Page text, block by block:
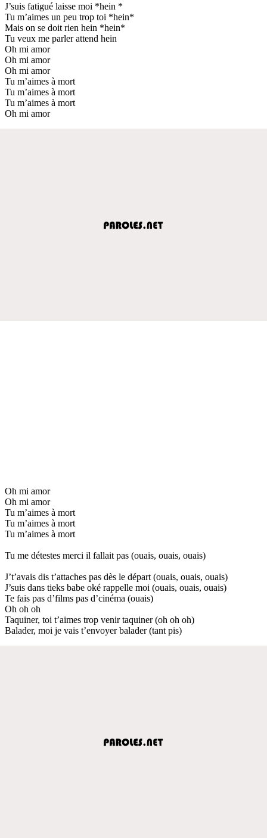
J’suis fatigué laisse moi *hein *
Tu m’aimes un peu trop toi *hein*
Mais on se doit rien hein *hein*
Tu veux me parler attend hein
Oh mi amor
Oh mi amor
Oh mi amor
Tu m’aimes à mort
Tu m’aimes à mort
Tu m’aimes à mort
Oh mi amor
Oh mi amor
Oh mi amor
Tu m’aimes à mort
Tu m’aimes à mort
Tu m’aimes à mort
Tu me détestes merci il fallait pas (ouais, ouais, ouais)
J’t’avais dis t’attaches pas dès le départ (ouais, ouais, ouais)
J’suis dans tieks babe oké rappelle moi (ouais, ouais, ouais)
Te fais pas d’films pas d’cinéma (ouais)
Oh oh oh
Taquiner, toi t’aimes trop venir taquiner (oh oh oh)
Balader, moi je vais t’envoyer balader (tant pis)